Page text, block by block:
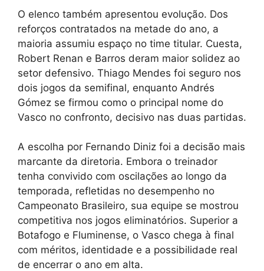
O elenco também apresentou evolução. Dos
reforços contratados na metade do ano, a
maioria assumiu espaço no time titular. Cuesta,
Robert Renan e Barros deram maior solidez ao
setor defensivo. Thiago Mendes foi seguro nos
dois jogos da semifinal, enquanto Andrés
Gómez se firmou como o principal nome do
Vasco no confronto, decisivo nas duas partidas.
A escolha por Fernando Diniz foi a decisão mais
marcante da diretoria. Embora o treinador
tenha convivido com oscilações ao longo da
temporada, refletidas no desempenho no
Campeonato Brasileiro, sua equipe se mostrou
competitiva nos jogos eliminatórios. Superior a
Botafogo e Fluminense, o Vasco chega à final
com méritos, identidade e a possibilidade real
de encerrar o ano em alta.